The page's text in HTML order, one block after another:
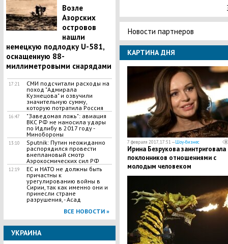
Возле
Азорских
островов
нашли
немецкую подлодку U-581,
оснащенную 88-
миллиметровыми снарядами
17:21
СМИ подсчитали расходы на
поход "Адмирала
Кузнецова" и озвучили
значительную сумму,
которую потратила Россия
16:47
"Заведомая ложь": авиация
ВКС РФ не наносила удары
по Идлибу в 2017 году -
Минобороны
13:10
Sputnik: Путин неожиданно
распорядился провести
внеплановый смотр
Аэрокосмических сил РФ
12:19
ЕС и НАТО не должны быть
причастны к
урегулированию войны в
Сирии, так как именно они и
принесли стране
разрушения, - Асад
ВСЕ НОВОСТИ »
УКРАИНА
Новости партнеров
КАРТИНА ДНЯ
7 февраля 2017, 17:51 —Шоу-бизнес
Ирина Безрукова заинтриговала
поклонников отношениями с
молодым человеком